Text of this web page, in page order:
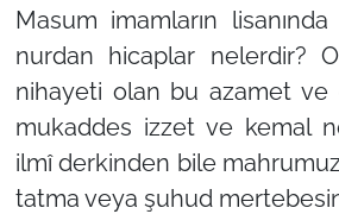
Masum imamların
nurdan hicaplar nelerdir?
nihayeti olan bu azamet ve
mukaddes izzet ve kemal
ilmî derkinden bile
tatma veya şuhud